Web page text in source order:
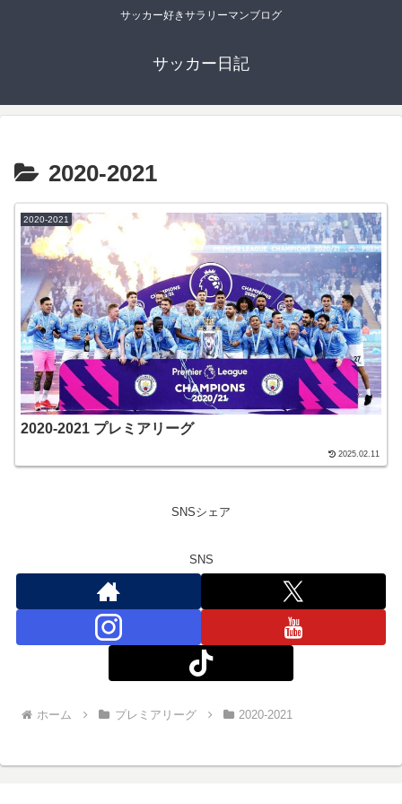
サッカー好きサラリーマンブログ
サッカー日記
2020-2021
2020-2021
2020-2021 プレミアリーグ
2025.02.11
SNSシェア
SNS
ホーム プレミアリーグ 2020-2021